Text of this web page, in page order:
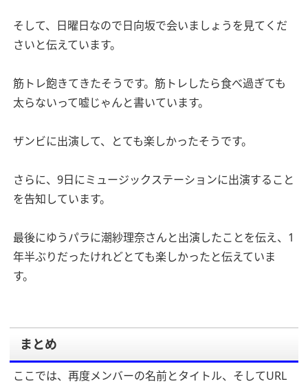
そして、日曜日なので日向坂で会いましょうを見てくだ
さいと伝えています。
筋トレ飽きてきたそうです。筋トレしたら食べ過ぎても
太らないって嘘じゃんと書いています。
ザンビに出演して、とても楽しかったそうです。
さらに、9日にミュージックステーションに出演すること
を告知しています。
最後にゆうパラに潮紗理奈さんと出演したことを伝え、1
年半ぶりだったけれどとても楽しかったと伝えていま
す。
まとめ
ここでは、再度メンバーの名前とタイトル、そしてURL